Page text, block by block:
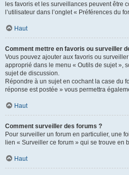
les favoris et les surveillances peuvent être
l’utilisateur dans l’onglet « Préférences du
Haut
Comment mettre en favoris ou surveiller
Vous pouvez ajouter aux favoris ou
approprié dans le menu « Outils de sujet »,
sujet de discussion.
Répondre à un sujet en cochant la case du
réponse est postée » vous permettra
Haut
Comment surveiller des forums ?
Pour surveiller un forum en particulier, une
lien « Surveiller ce forum » qui se trouve en
Haut